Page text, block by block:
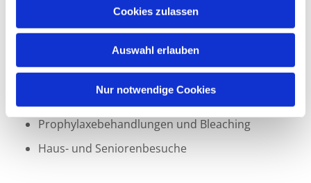
Cookies zulassen
Auswahl erlauben
Nur notwendige Cookies
amalgamfreie Füllungstherapie
Schmerzbehandlung
prothetische Zahnversorgung und Beratung
Behandlung von Kindern
Prophylaxebehandlungen und Bleaching
Haus- und Seniorenbesuche